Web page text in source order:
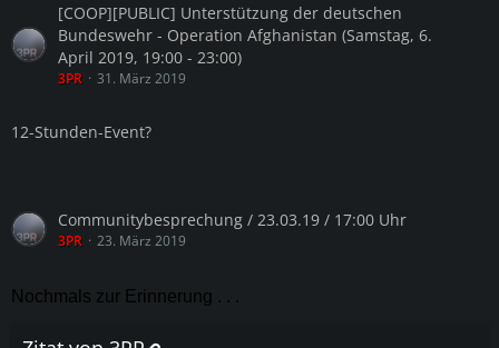
[COOP][PUBLIC] Unterstützung der deutschen
Bundeswehr - Operation Afghanistan (Samstag, 6.
April 2019, 19:00 - 23:00)
3PR 31. März 2019
12-Stunden-Event?
Communitybesprechung / 23.03.19 / 17:00 Uhr
3PR 23. März 2019
Nochmals zur Erinnerung . . .